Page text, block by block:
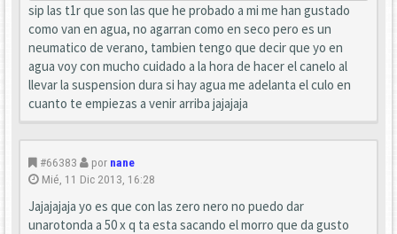
sip las t1r que son las que he probado a mi me han gustado
como van en agua, no agarran como en seco pero es un
neumatico de verano, tambien tengo que decir que yo en
agua voy con mucho cuidado a la hora de hacer el canelo al
llevar la suspension dura si hay agua me adelanta el culo en
cuanto te empiezas a venir arriba jajajaja
#66383 por nane
Mié, 11 Dic 2013, 16:28
Jajajajaja yo es que con las zero nero no puedo dar
unarotonda a 50 x q ta esta sacando el morro que da gusto